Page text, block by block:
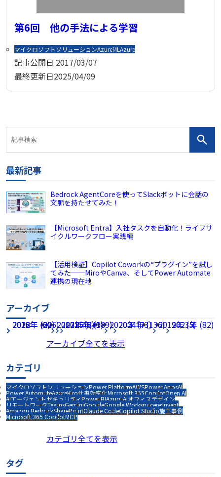
第6回 他の手法による学習
マイクロソフトソリューションAzureML Azure
記事公開日 2017/03/07
最終更新日2025/04/09
最新記事
Bedrock AgentCoreを使ってSlackボットに会話の
文脈を持たせてみた！
【Microsoft Entra】入社タスクを自動化！ライフサ
イクルワークフロー実践編
【活用検証】Copilot Coworkの“プラグイン”を試し
てみた──MiroやCanva、そしてPower Automate
連携の現在地
アーカイブ
2026年 (225) 2025年 (189) 2024年 (136) 2023年 (82)
2022年 (60) 2021年 (49) 2020年 (73) 2019年 (5)
2018年 (2) 2017年 (8)
アーカイブ全てを表示
カテゴリ
マイクロソフトソリューションPower PlatformAWSPower AppsAI
Power AutomateAzureKiro仕事効率化Microsoft 365CopilotOpen AI
AIエージェントセキュリティPower BIAzure AIオフィスデザイン
リモートワークTeamsGeminiGoogleGoogle Workspacere:invent
Amazon BedrockSharePointClaude CodeCopilot Studio施工事例
Microsoft 365 CopilotMCP
カテゴリ全てを表示
タグ